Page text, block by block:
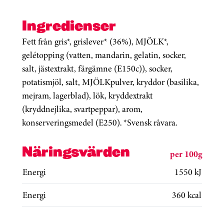
Ingredienser
Fett från gris*, grislever* (36%), MJÖLK*,
gelétopping (vatten, mandarin, gelatin, socker,
salt, jästextrakt, färgämne (E150c)), socker,
potatismjöl, salt, MJÖLKpulver, kryddor (basilika,
mejram, lagerblad), lök, kryddextrakt
(kryddnejlika, svartpeppar), arom,
konserveringsmedel (E250). *Svensk råvara.
Näringsvärden
per 100g
Energi
1550 kJ
Energi
360 kcal